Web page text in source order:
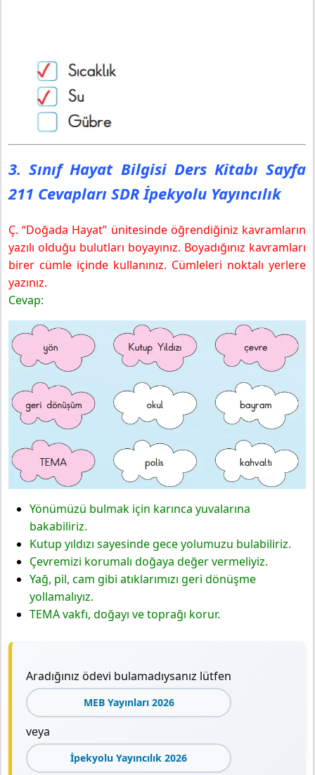
3. Sınıf Hayat Bilgisi Ders Kitabı Sayfa
211 Cevapları SDR İpekyolu Yayıncılık
Ç. “Doğada Hayat” ünitesinde öğrendiğiniz kavramların
yazılı olduğu bulutları boyayınız. Boyadığınız kavramları
birer cümle içinde kullanınız. Cümleleri noktalı yerlere
yazınız.
Cevap:
Yönümüzü bulmak için karınca yuvalarına
bakabiliriz.
Kutup yıldızı sayesinde gece yolumuzu bulabiliriz.
Çevremizi korumalı doğaya değer vermeliyiz.
Yağ, pil, cam gibi atıklarımızı geri dönüşme
yollamalıyız.
TEMA vakfı, doğayı ve toprağı korur.
Aradığınız ödevi bulamadıysanız lütfen
MEB Yayınları 2026
veya
İpekyolu Yayıncılık 2026